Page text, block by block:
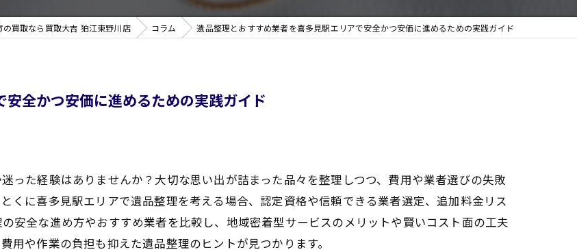
ネックレス
の買取なら買取大吉 狛江東野川店 コラム 遺品整理とおすすめ業者を喜多見駅エリアで安全かつ安価に進めるための実践ガイド
全かつ安価に進めるための実践ガイド
った経験はありませんか？大切な思い出が詰まった品々を整理しつつ、費用や業者選びの失敗
くに喜多見駅エリアで遺品整理を考える場合、認定資格や信頼できる業者選定、追加料金リス
安全な進め方やおすすめ業者を比較し、地域密着型サービスのメリットや賢いコスト面の工夫
用や作業の負担も抑えた遺品整理のヒントが見つかります。